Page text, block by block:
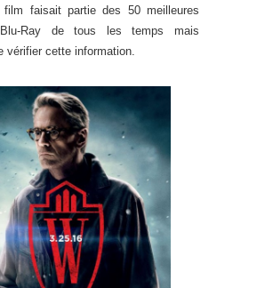
faisait partie des 50 meilleures
Ray de tous les temps mais
vérifier cette information.